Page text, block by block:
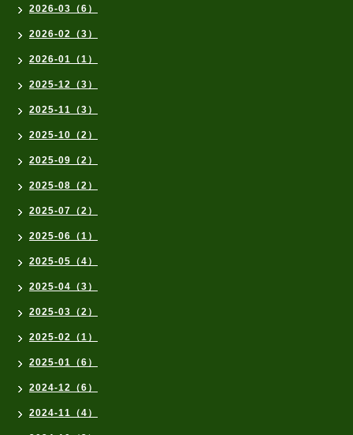
2026-03（6）
2026-02（3）
2026-01（1）
2025-12（3）
2025-11（3）
2025-10（2）
2025-09（2）
2025-08（2）
2025-07（2）
2025-06（1）
2025-05（4）
2025-04（3）
2025-03（2）
2025-02（1）
2025-01（6）
2024-12（6）
2024-11（4）